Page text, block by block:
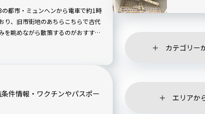
都市・ミュンヘンから電車で約1時
り、旧市街地のあちらこちらで古代
を眺めながら散策するのがおすすめ
件情報・ワクチンやパスポー
カテゴリー
エリアか